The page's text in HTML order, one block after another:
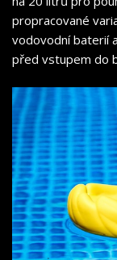
propracované
vodovodní baterií
před vstupem do